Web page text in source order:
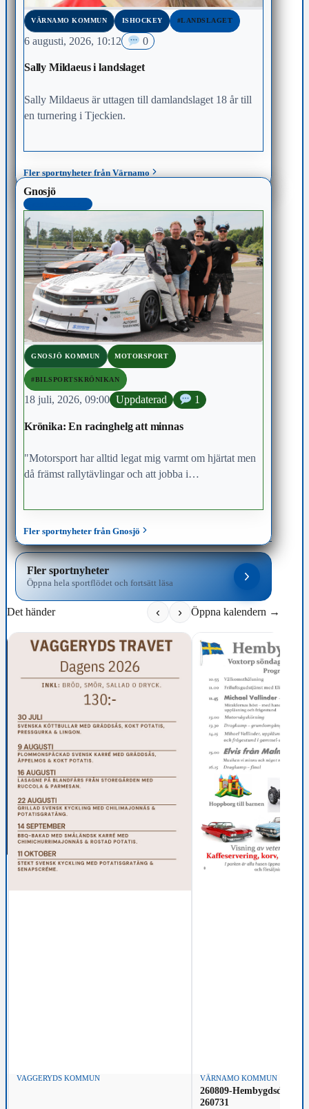
VÄRNAMO KOMMUN ISHOCKEY #LANDSLAGET
6 augusti, 2026, 10:12 0
Sally Mildaeus i landslaget
Sally Mildaeus är uttagen till damlandslaget 18 år till
en turnering i Tjeckien.
Fler sportnyheter från Värnamo
Gnosjö
GNOSJÖ KOMMUN MOTORSPORT
#BILSPORTSKRÖNIKAN
18 juli, 2026, 09:00 Uppdaterad 1
Krönika: En racinghelg att minnas
"Motorsport har alltid legat mig varmt om hjärtat men
då främst rallytävlingar och att jobba i
Fler sportnyheter från Gnosjö
Fler sportnyheter
Öppna hela sportflödet och fortsätt läsa
Det händer ‹ › Öppna kalendern →
VAGGERYDS KOMMUN VÄRNAMO KOMMUN
260809-Hembygdsdag-i-
260731